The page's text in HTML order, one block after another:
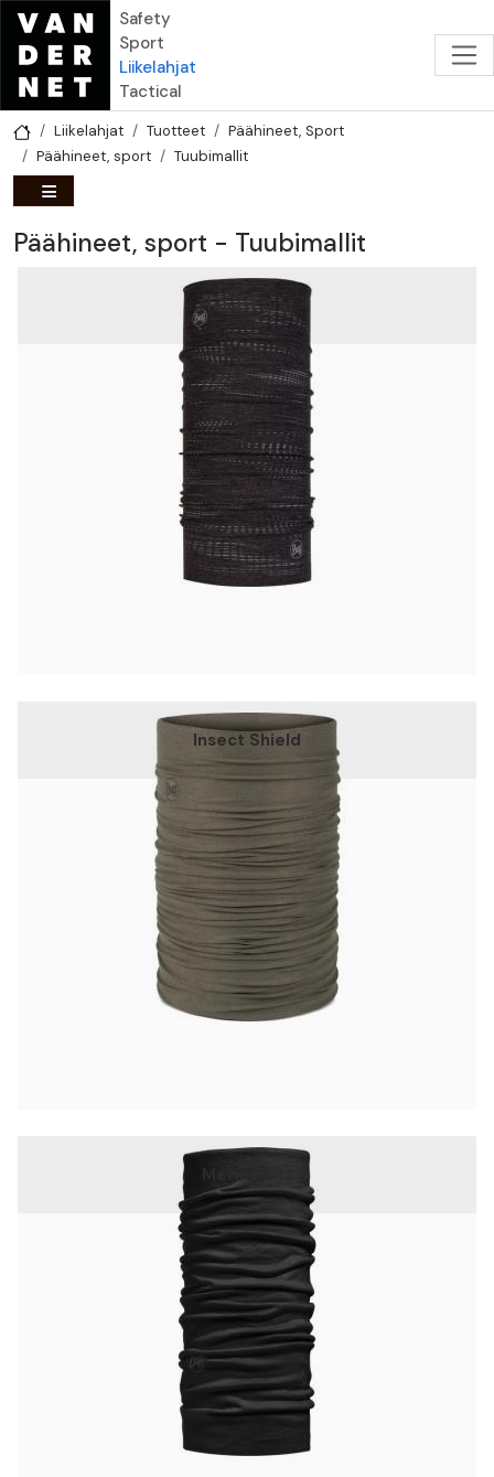
Hyppää pääsisältöön
Safety
Sport
Liikelahjat
Tactical
Liikelahjat Tuotteet
Päähineet, Sport
Päähineet, sport
Tuubimallit
Päähineet, sport - Tuubimallit
Heijastavat
Insect Shield